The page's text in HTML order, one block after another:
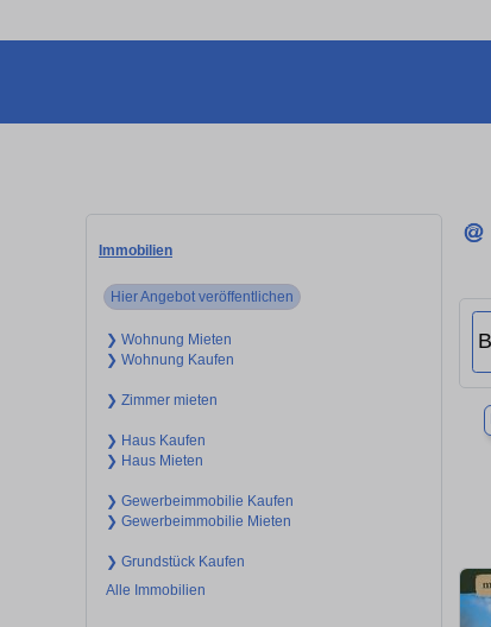
Immobilien
Hier Angebot veröffentlichen
❯ Wohnung Mieten
❯ Wohnung Kaufen
❯ Zimmer mieten
❯ Haus Kaufen
❯ Haus Mieten
❯ Gewerbeimmobilie Kaufen
❯ Gewerbeimmobilie Mieten
❯ Grundstück Kaufen
Alle Immobilien